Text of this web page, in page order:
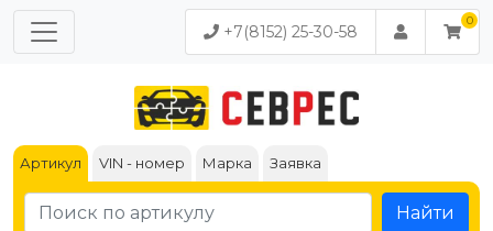
+7(8152) 25-30-58
Артикул VIN - номер Марка Заявка
Найти